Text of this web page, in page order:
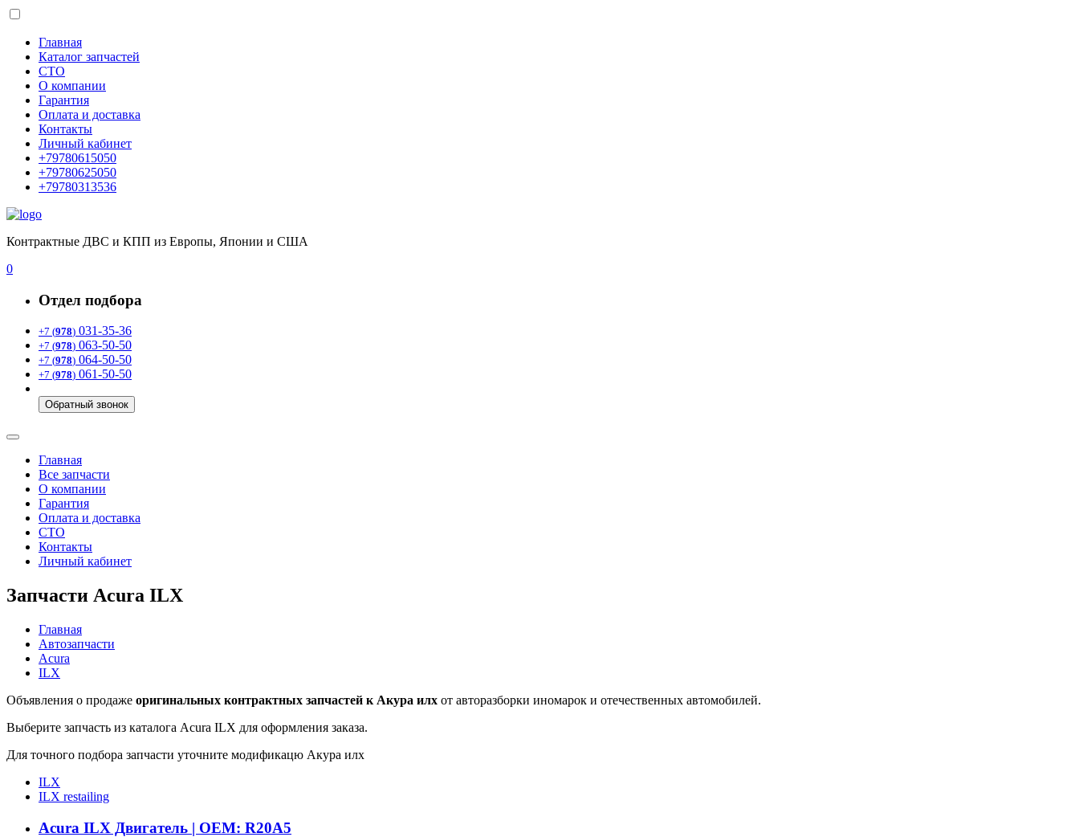
Главная
Каталог запчастей
СТО
О компании
Гарантия
Оплата и доставка
Контакты
Личный кабинет
+79780615050
+79780625050
+79780313536
Контрактные ДВС и КПП из Европы, Японии и США
0
Отдел подбора
+7 (978) 031-35-36
+7 (978) 063-50-50
+7 (978) 064-50-50
+7 (978) 061-50-50
Обратный звонок
Главная
Все запчасти
О компании
Гарантия
Оплата и доставка
СТО
Контакты
Личный кабинет
Запчасти Acura ILX
Главная
Автозапчасти
Acura
ILX
Объявления о продаже оригинальных контрактных запчастей к Акура илх от авторазборки иномарок и отечественных автомобилей.
Выберите запчасть из каталога Acura ILX для оформления заказа.
Для точного подбора запчасти уточните модификацю Акура илх
ILX
ILX restailing
Acura ILX Двигатель | OEM: R20A5